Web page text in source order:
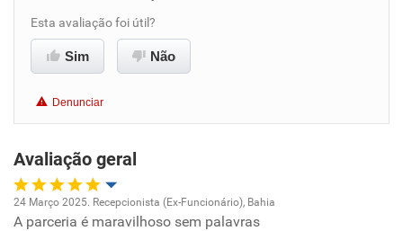
Ambiente de trabalho
Benefícios
Não recomenda esta empresa
Não recomenda a diretoria
Esta avaliação foi útil?
Sim Não
Denunciar
Avaliação geral
Oportunidade de promoção
24 Março 2025. Recepcionista (Ex-Funcionário), Bahia
A parceria é maravilhoso sem palavras